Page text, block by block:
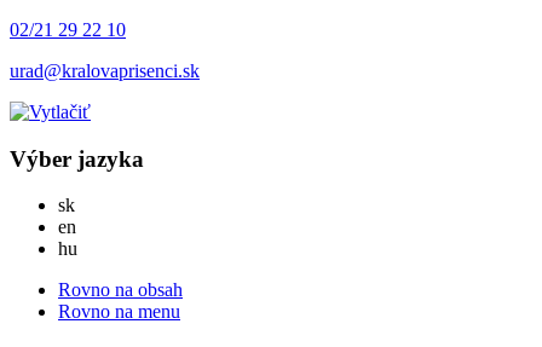
02/21 29 22 10
urad@kralovaprisenci.sk
Výber jazyka
skSlovensky
en
hu
Rovno na obsah
Rovno na menu